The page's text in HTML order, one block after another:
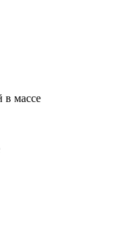
массе